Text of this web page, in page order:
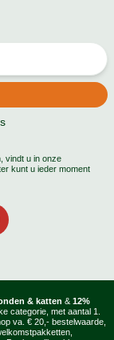
vindt u in onze
kunt u ieder moment
& katten &12%
categorie, met aantal 1.
va. € 20,- bestelwaarde,